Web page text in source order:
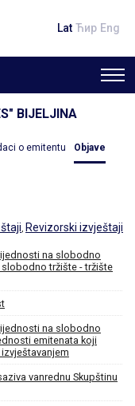
Lat Ћир Eng
BIJELJINA
o emitentu Objave
, Revizorski izvještaji
na slobodno
tržište - tržište
na slobodno
emitenata koji
vanrednu Skupštinu